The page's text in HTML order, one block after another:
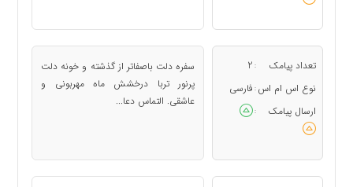
تعداد پیامک :
2
نوع اس ام اس : فارسی
ارسال پیامک
:
سفره دلت باصفاتر از گذشته و خونه دلت
پرنور تربا درخشش ماه مهربونی و
عاشقی. التماس دعا...